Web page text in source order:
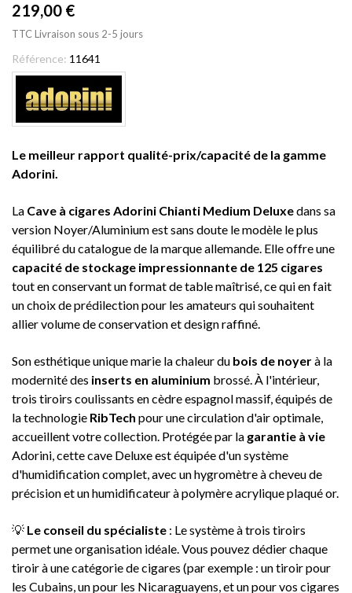
219,00 €
TTCLivraison sous 2-5 jours
Référence: 11641
Le meilleur rapport qualité-prix/capacité de la gamme
Adorini.
La Cave à cigares Adorini Chianti Medium Deluxedans sa
version Noyer/Aluminium est sans doute le modèle le plus
équilibré du catalogue de la marque allemande. Elle offre une
capacité de stockage impressionnante de 125 cigares
tout en conservant un format de table maîtrisé, ce qui en fait
un choix de prédilection pour les amateurs qui souhaitent
allier volume de conservation et design raffiné.
Son esthétique unique marie la chaleur du bois de noyerà la
modernité des inserts en aluminium brossé. À l'intérieur,
trois tiroirs coulissants en cèdre espagnol massif, équipés de
la technologie RibTech pour une circulation d'air optimale,
accueillent votre collection. Protégée par la garantie à vie
Adorini, cette cave Deluxe est équipée d'un système
d'humidification complet, avec un hygromètre à cheveu de
précision et un humidificateur à polymère acrylique plaqué or.
💡 Le conseil du spécialiste : Le système à trois tiroirs
permet une organisation idéale. Vous pouvez dédier chaque
tiroir à une catégorie de cigares (par exemple : un tiroir pour
les Cubains, un pour les Nicaraguayens, et un pour vos cigares